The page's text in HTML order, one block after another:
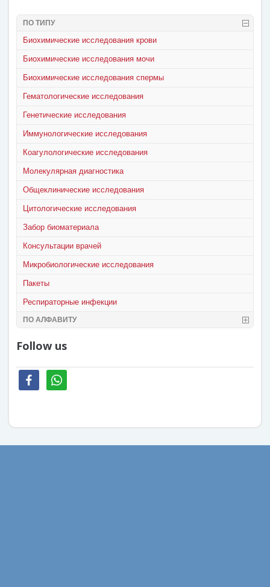
ПО ТИПУ
Биохимические исследования крови
Биохимические исследования мочи
Биохимические исследования спермы
Гематологические исследования
Генетические исследования
Иммунологические исследования
Коагулологические исследования
Молекулярная диагностика
Общеклинические исследования
Цитологические исследования
Забор биоматериала
Консультации врачей
Микробиологические исследования
Пакеты
Респираторные инфекции
ПО АЛФАВИТУ
Follow us
facebookwhatsapp